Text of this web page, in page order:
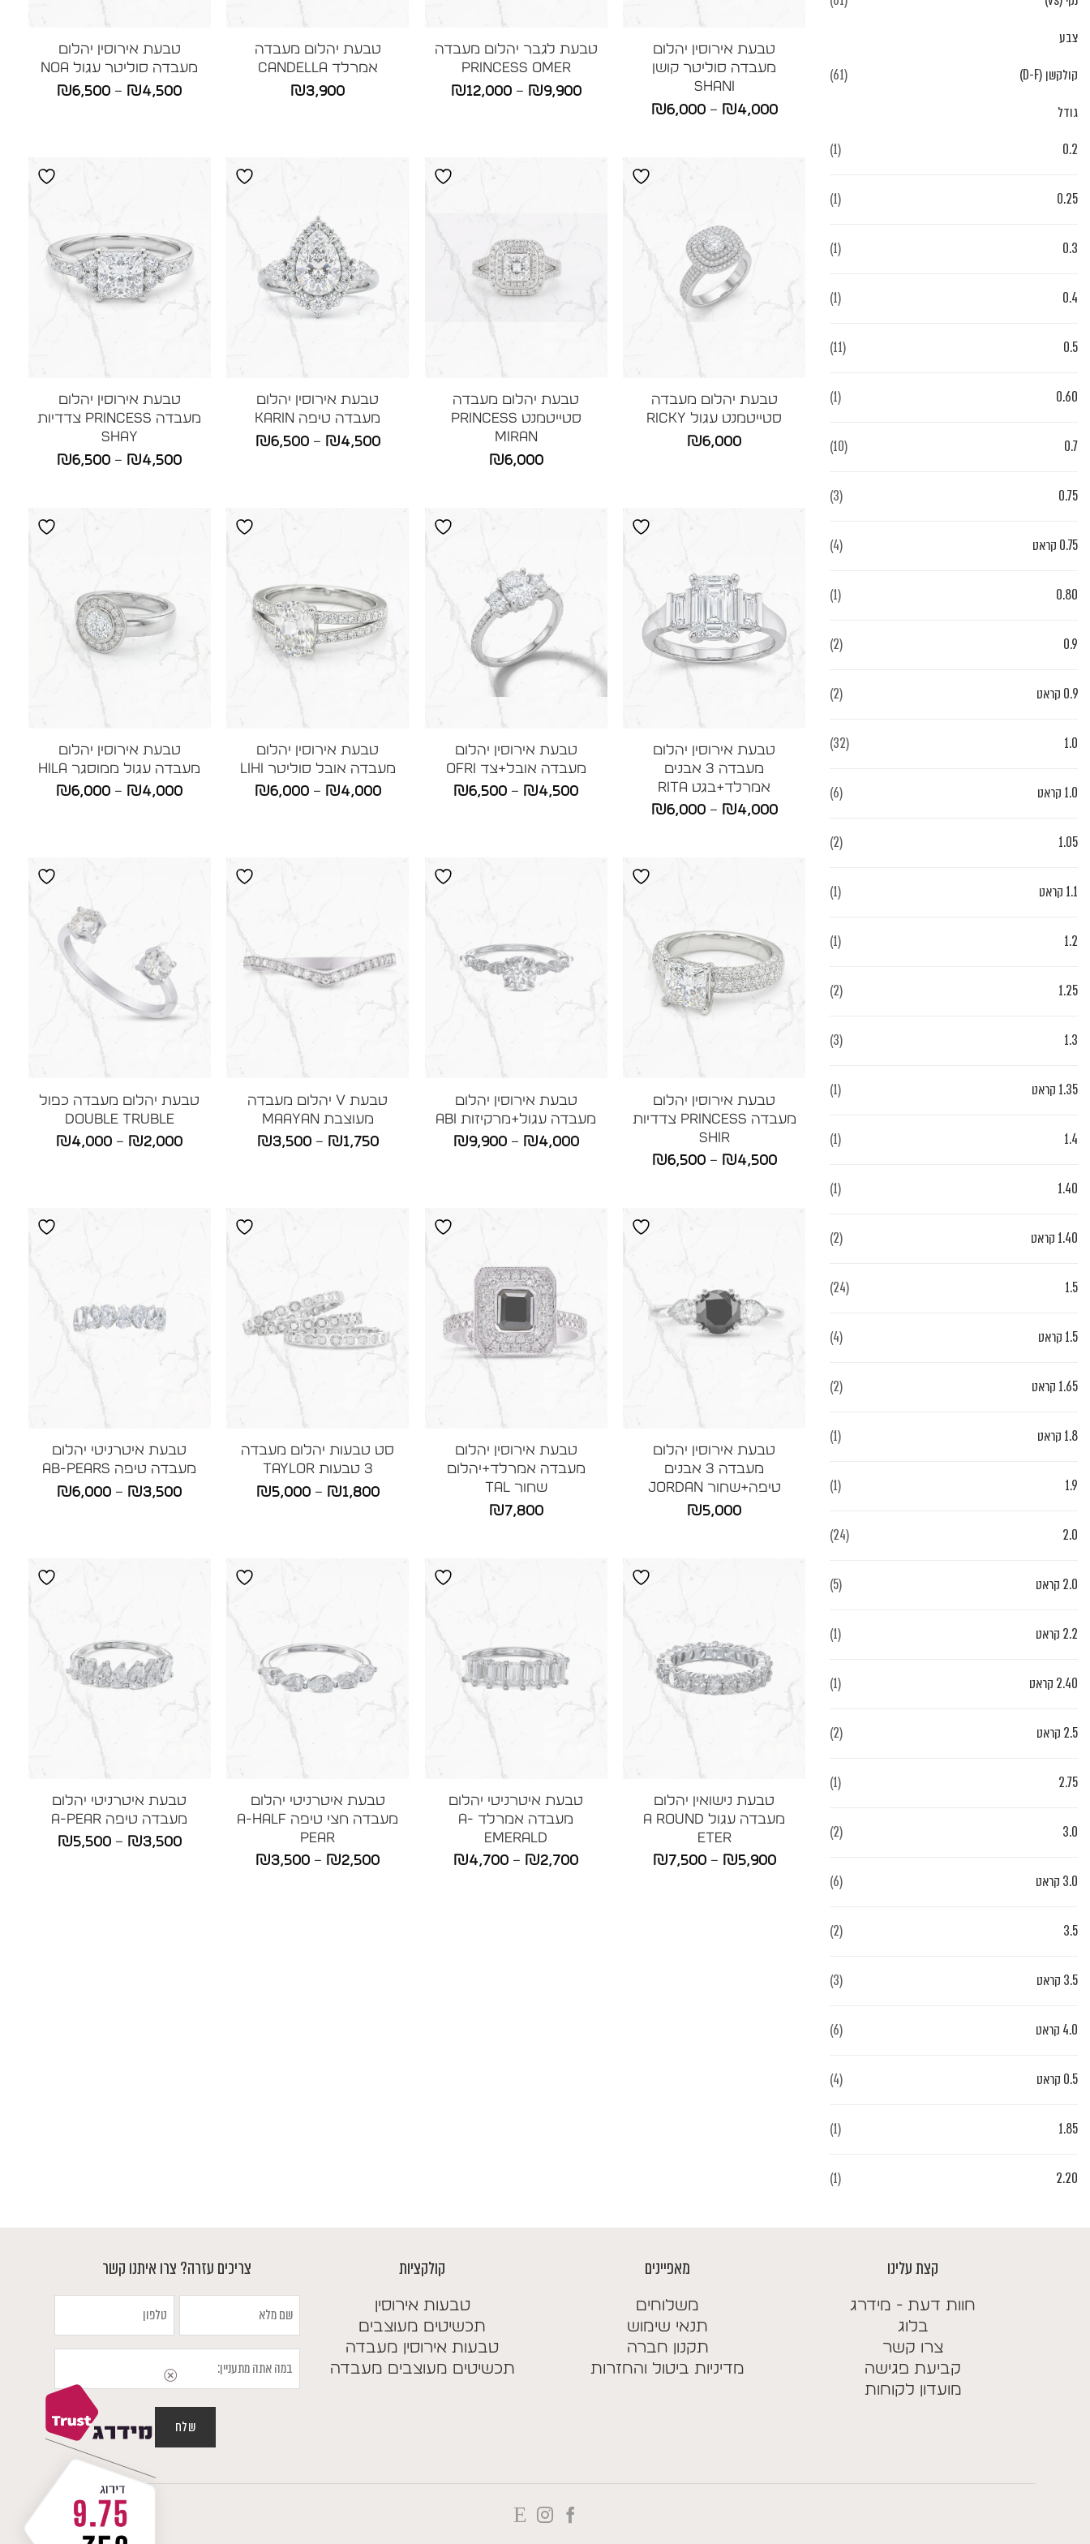
צבע
קולקשן (D-F)
(61)
גודל
0.2
(1)
0.25
(1)
0.3
(1)
0.4
(1)
0.5
(11)
0.60
(1)
0.7
(10)
0.75
(3)
0.75 קראט (4)
0.80
(1)
0.9
(2)
0.9 קראט (2)
1.0
(32)
1.0 קראט (6)
1.05
(2)
1.1 קראט (1)
1.2
(1)
1.25
(2)
1.3
(3)
1.35 קראט (1)
1.4
(1)
1.40
(1)
1.40 קראט (2)
1.5
(24)
1.5 קראט (4)
1.65 קראט (2)
1.8 קראט (1)
1.9
(1)
2.0
(24)
2.0 קראט (5)
2.2 קראט (1)
2.40 קראט (1)
2.5 קראט (2)
2.75
(1)
3.0
(2)
3.0 קראט (6)
3.5
(2)
3.5 קראט (3)
4.0 קראט (6)
0.5 קראט (4)
1.85
(1)
2.20
(1)
טבעת אירוסין יהלום
מעבדה סוליטר קושן
SHANI
₪4,000
–
₪6,000
עד
טבעת לגבר יהלום מעבדה
Princess OMER
₪9,900
–
₪12,000
⁦₪12,000⁩
טבעת יהלום מעבדה
אמרלד CANDELLA
₪3,900
טבעת אירוסין יהלום
מעבדה סוליטר עגול NOA
₪4,500
–
₪6,500
טבעת יהלום מעבדה
סטייטמנט עגול RICKY
₪6,000
טבעת יהלום מעבדה
סטייטמנט Princess
MIRAN
₪6,000
טבעת אירוסין יהלום
מעבדה טיפה KARIN
₪4,500
–
₪6,500
טבעת אירוסין יהלום
מעבדה Princess צדדיות
SHAY
₪4,500
–
₪6,500
עד
טבעת אירוסין יהלום
מעבדה 3 אבנים
אמרלד+בגט RITA
₪4,000
–
₪6,000
עד
טבעת אירוסין יהלום
מעבדה אובל+צד OFRI
₪4,500
–
₪6,500
טבעת אירוסין יהלום
מעבדה אובל סוליטר LIHI
₪4,000
–
₪6,000
טבעת אירוסין יהלום
מעבדה עגול ממוסגר HILA
₪4,000
–
₪6,000
טבעת אירוסין יהלום
מעבדה Princess צדדיות
SHIR
₪4,500
–
₪6,500
עד
טבעת אירוסין יהלום
מעבדה עגול+מרקיזות ABI
₪4,000
–
₪9,900
טבעת V יהלום מעבדה
מעוצבת MAAYAN
₪1,750
–
₪3,500
טבעת יהלום מעבדה כפול
DOUBLE TRUBLE
₪2,000
–
₪4,000
טבעת אירוסין יהלום
מעבדה 3 אבנים
טיפה+שחור JORDAN
₪5,000
טבעת אירוסין יהלום
מעבדה אמרלד+יהלום
שחור TAL
₪7,800
סט טבעות יהלום מעבדה
3 טבעות TAYLOR
₪1,800
–
₪5,000
טבעת איטרניטי יהלום
מעבדה טיפה AB-PEARS
₪3,500
–
₪6,000
טבעת נישואין יהלום
מעבדה עגול A ROUND
ETER
₪5,900
–
₪7,500
טבעת איטרניטי יהלום
מעבדה אמרלד A-
EMERALD
₪2,700
–
₪4,700
טבעת איטרניטי יהלום
מעבדה חצי טיפה A-HALF
PEAR
₪2,500
–
₪3,500
טבעת איטרניטי יהלום
מעבדה טיפה A-PEAR
₪3,500
–
₪5,500
קצת עלינו
חוות דעת - מידרג
בלוג
צרו קשר
קביעת פגישה
מועדון לקוחות
מאפיינים
משלוחים
תנאי שימוש
תקנון חברה
מדיניות ביטול והחזרות
קולקציות
טבעות אירוסין
תכשיטים מעוצבים
טבעות אירוסין מעבדה
תכשיטים מעוצבים מעבדה
צריכים עזרה? צרו איתנו קשר
שם
מלא
טלפון
במה
אתה
9.75